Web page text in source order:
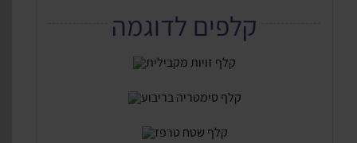
קלפים לדוגמה